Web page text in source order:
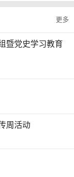
更多
暨党史学习教育
周活动